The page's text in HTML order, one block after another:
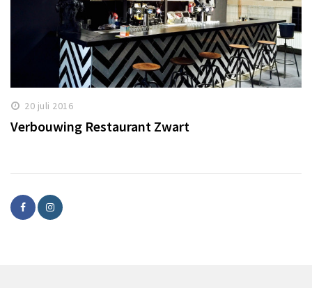
20 juli 2016
Verbouwing Restaurant Zwart